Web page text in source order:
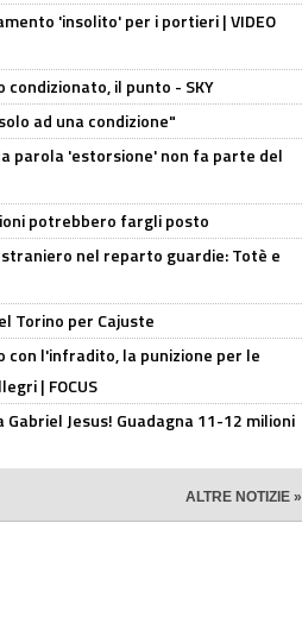
'insolito' per i portieri | VIDEO
il punto - SKY
ad una condizione"
parola 'estorsione' non fa parte del
potrebbero fargli posto
nel reparto guardie: Totè e
Torino per Cajuste
con l'infradito, la punizione per le
| FOCUS
Jesus! Guadagna 11-12 milioni
ALTRE NOTIZIE »